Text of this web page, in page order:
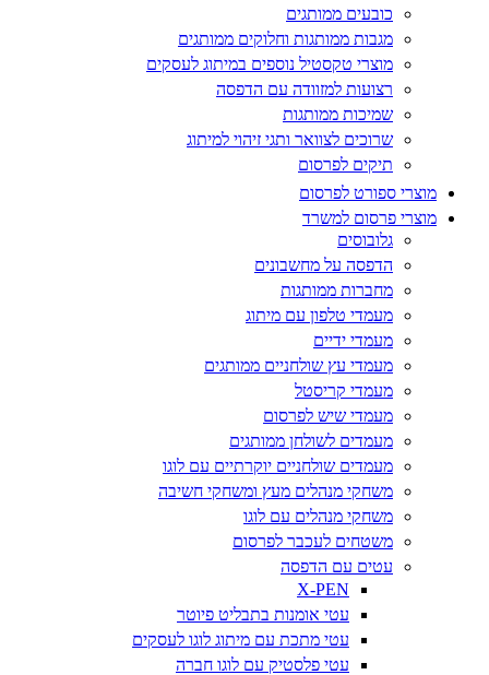
כובעים ממותגים
מגבות ממותגות וחלוקים ממותגים
מוצרי טקסטיל נוספים במיתוג לעסקים
רצועות למזוודה עם הדפסה
שמיכות ממותגות
שרוכים לצוואר ותגי זיהוי למיתוג
תיקים לפרסום
מוצרי ספורט לפרסום
מוצרי פרסום למשרד
גלובוסים
הדפסה על מחשבונים
מחברות ממותגות
מעמדי טלפון עם מיתוג
מעמדי ידיים
מעמדי עץ שולחניים ממותגים
מעמדי קריסטל
מעמדי שיש לפרסום
מעמדים לשולחן ממותגים
מעמדים שולחניים יוקרתיים עם לוגו
משחקי מנהלים מעץ ומשחקי חשיבה
משחקי מנהלים עם לוגו
משטחים לעכבר לפרסום
עטים עם הדפסה
X-PEN
עטי אומנות בתבליט פיוטר
עטי מתכת עם מיתוג לוגו לעסקים
עטי פלסטיק עם לוגו חברה